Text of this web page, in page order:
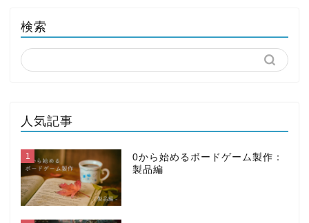
検索
人気記事
1
0から始めるボードゲーム製作：
製品編